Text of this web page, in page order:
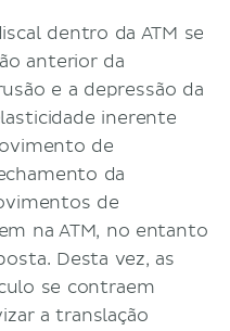
dentro da ATM se
anterior da
e a depressão da
inerente
de
da
de
na ATM, no entanto
Desta vez, as
se contraem
a translação